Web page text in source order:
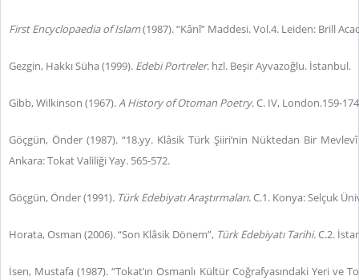
First Encyclopaedia of Islam(1987). “Kânî” Maddesi. Vol.4. Leiden: Brill
Gezgin, Hakkı Süha (1999). Edebi Portreler. hzl. Beşir Ayvazoğlu. İstanbul.
Gibb, Wilkinson (1967).A History of Otoman Poetry. C. IV, London.159-
Göçgün, Önder (1987). “18.yy. Klâsik Türk Şiiri’nin Nüktedan Bir
Ankara: Tokat Valiliği Yay. 565-572.
Göçgün, Önder (1991). Türk Edebiyatı Araştırmaları. C.1. Konya: Selçuk
Horata, Osman (2006). “Son Klâsik Dönem”, Türk Edebiyatı Tarihi.C.2.
İsen, Mustafa (1987). “Tokat’ın Osmanlı Kültür Coğrafyasındaki Yeri ve